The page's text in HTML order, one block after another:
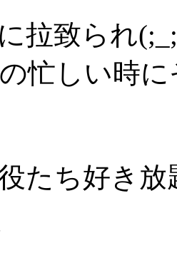
拉致られ
忙しい時
たち好き